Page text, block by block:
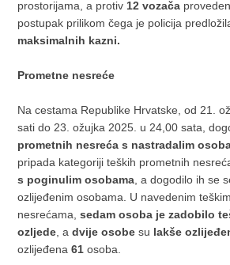
prostorijama, a protiv 12 vozača
postupak prilikom čega je policija
maksimalnih kazni.
Prometne nesreće
Na cestama Republike Hrvatske, od 21.
sati do 23. ožujka 2025. u 24,00 sata,
prometnih nesreća s nastradalim
pripada kategoriji teških prometnih
s poginulim osobama , a dogodilo ih se
ozlijeđenim osobama. U navedenim
nesrećama,sedam osoba je zadobilo
ozljede , advije osobe su lakše
ozlijeđena 61osoba.